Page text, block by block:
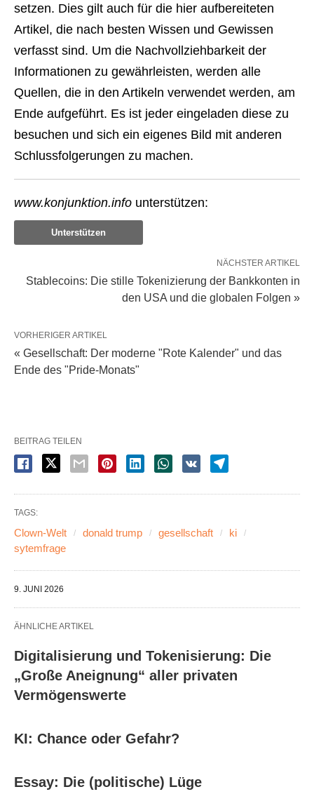
setzen. Dies gilt auch für die hier aufbereiteten
Artikel, die nach besten Wissen und Gewissen
verfasst sind. Um die Nachvollziehbarkeit der
Informationen zu gewährleisten, werden alle
Quellen, die in den Artikeln verwendet werden, am
Ende aufgeführt. Es ist jeder eingeladen diese zu
besuchen und sich ein eigenes Bild mit anderen
Schlussfolgerungen zu machen.
www.konjunktion.info unterstützen:
Unterstützen
NÄCHSTER ARTIKEL
Stablecoins: Die stille Tokenizierung der Bankkonten in
den USA und die globalen Folgen »
VORHERIGER ARTIKEL
« Gesellschaft: Der moderne "Rote Kalender" und das
Ende des "Pride-Monats"
BEITRAG TEILEN
TAGS:
Clown-Welt donald trump gesellschaft
ki
sytemfrage
9. JUNI 2026
ÄHNLICHE ARTIKEL
Digitalisierung und Tokenisierung: Die
„Große Aneignung“ aller privaten
Vermögenswerte
KI: Chance oder Gefahr?
Essay: Die (politische) Lüge